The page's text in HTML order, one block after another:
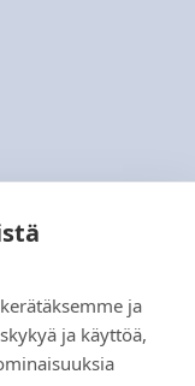
ja
ja käyttöä,